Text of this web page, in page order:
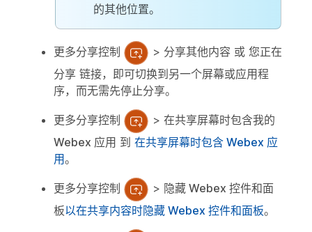
的其他位置。
更多分享控制 > 分享其他内容 或 您正在
分享 链接，即可切换到另一个屏幕或应用程
序，而无需先停止分享。
更多分享控制 > 在共享屏幕时包含我的
Webex 应用 到 在共享屏幕时包含 Webex 应
用。
更多分享控制 > 隐藏 Webex 控件和面
板以在共享内容时隐藏 Webex 控件和面板。